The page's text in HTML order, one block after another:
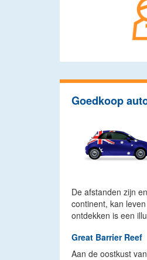
Goedkoop
De afstanden zijn
continent, kan
ontdekken is een
Great Barrier Reef
Aan de oostkust